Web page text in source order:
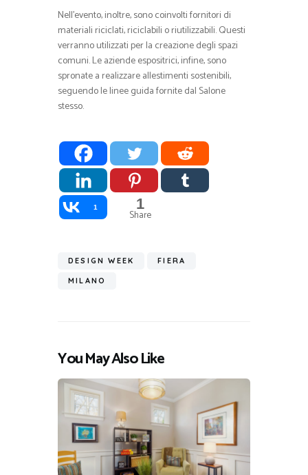
Nell’evento, inoltre, sono coinvolti fornitori di
materiali riciclati, riciclabili o riutilizzabili. Questi
verranno utilizzati per la creazione degli spazi
comuni. Le aziende espositrici, infine, sono
spronate a realizzare allestimenti sostenibili,
seguendo le linee guida fornite dal Salone
stesso.
1 1
Share
DESIGN WEEK FIERA
MILANO
You May Also Like